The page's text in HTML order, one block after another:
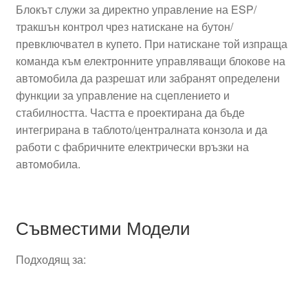
Блокът служи за директно управление на ESP/
тракшън контрол чрез натискане на бутон/
превключвател в купето. При натискане той изпраща
команда към електронните управляващи блокове на
автомобила да разрешат или забранят определени
функции за управление на сцеплението и
стабилността. Частта е проектирана да бъде
интегрирана в таблото/централната конзола и да
работи с фабричните електрически връзки на
автомобила.
Съвместими Модели
Подходящ за: